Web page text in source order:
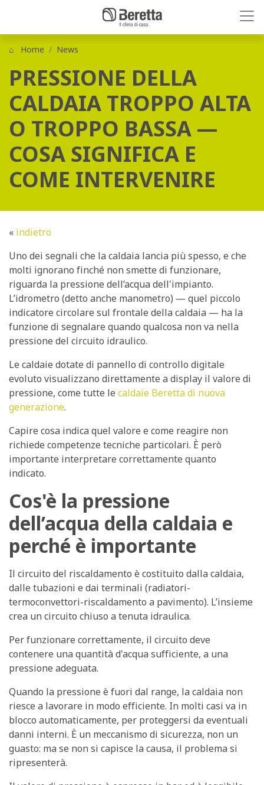
Home News
PRESSIONE DELLA
CALDAIA TROPPO ALTA
O TROPPO BASSA —
COSA SIGNIFICA E
COME INTERVENIRE
« indietro
Uno dei segnali che la caldaia lancia più spesso, e che
molti ignorano finché non smette di funzionare,
riguarda la pressione dell’acqua dell'impianto.
L’idrometro (detto anche manometro) — quel piccolo
indicatore circolare sul frontale della caldaia — ha la
funzione di segnalare quando qualcosa non va nella
pressione del circuito idraulico.
Le caldaie dotate di pannello di controllo digitale
evoluto visualizzano direttamente a display il valore di
pressione, come tutte le caldaie Beretta di nuova
generazione.
Capire cosa indica quel valore e come reagire non
richiede competenze tecniche particolari. È però
importante interpretare correttamente quanto
indicato.
Cos'è la pressione
dell’acqua della caldaia e
perché è importante
Il circuito del riscaldamento è costituito dalla caldaia,
dalle tubazioni e dai terminali (radiatori-
termoconvettori-riscaldamento a pavimento). L’insieme
crea un circuito chiuso a tenuta idraulica.
Per funzionare correttamente, il circuito deve
contenere una quantità d'acqua sufficiente, a una
pressione adeguata.
Quando la pressione è fuori dal range, la caldaia non
riesce a lavorare in modo efficiente. In molti casi va in
blocco automaticamente, per proteggersi da eventuali
danni interni. È un meccanismo di sicurezza, non un
guasto: ma se non si capisce la causa, il problema si
ripresenterà.